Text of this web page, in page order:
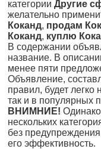
категории Другие
желательно
Коканд, продам
Коканд, куплю
В содержании
название. В
менее пяти
Объявление,
правил, будет легко
так и в популярных
ВНИМНИЕ!
нескольких
без
его эффективность.